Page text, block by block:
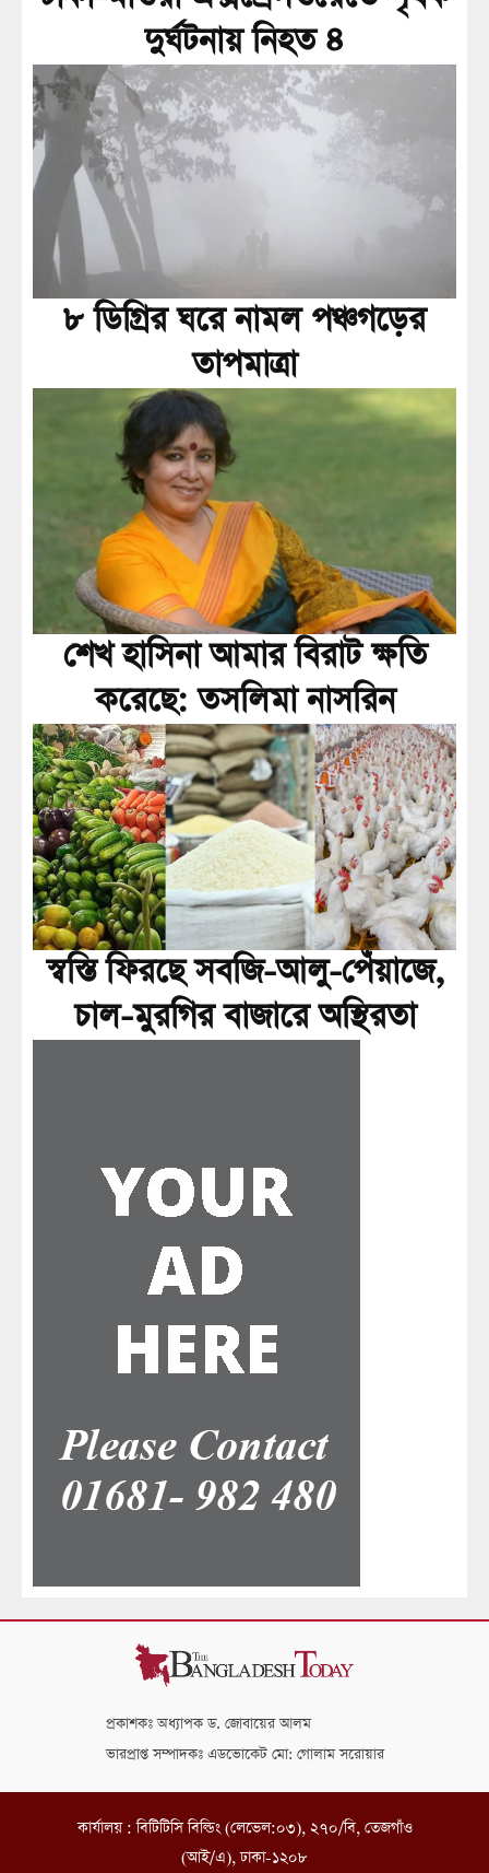
দুর্ঘটনায় নিহত ৪
৮ ডিগ্রির ঘরে নামল পঞ্চগড়ের
তাপমাত্রা
শেখ হাসিনা আমার বিরাট ক্ষতি
করেছে: তসলিমা নাসরিন
স্বস্তি ফিরছে সবজি-আলু-পেঁয়াজে,
চাল-মুরগির বাজারে অস্থিরতা
প্রকাশকঃ অধ্যাপক ড. জোবায়ের আলম
ভারপ্রাপ্ত সম্পাদকঃ এডভোকেট মো: গোলাম সরোয়ার
কার্যালয় : বিটিটিসি বিল্ডিং (লেভেল:০৩), ২৭০/বি, তেজগাঁও
(আই/এ), ঢাকা-১২০৮